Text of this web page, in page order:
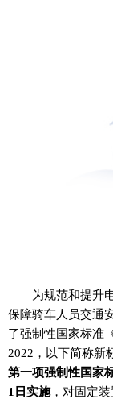
为规范和提升
保障骑车人员交通
了强制性国家标准
2022，以下简称新
第一项强制性国家
1日实施，对固定